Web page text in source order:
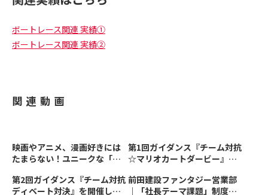
ボートレース関連 実績①
ボートレース関連 実績②
関連動画
映画やアニメ、漫画好きには
たまらない！ユニークな「社
第1回ガイダンス『チーム対抗
☆マリオカートダービー』を
第2回ガイダンス『チーム対抗
ディベート対決』を開催しま
前田建設ファンタジー営業部
｜「社長テーマ課題」制度